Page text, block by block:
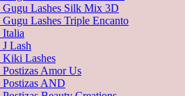
Gugu Lashes Silk Mix 3D
Gugu Lashes Triple Encanto
Italia
J Lash
Kiki Lashes
Postizas Amor Us
Postizas AND